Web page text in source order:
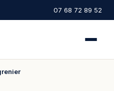
07 68 72 89 52